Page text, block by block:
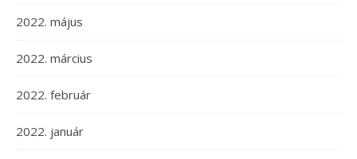
2022. május
2022. március
2022. február
2022. január